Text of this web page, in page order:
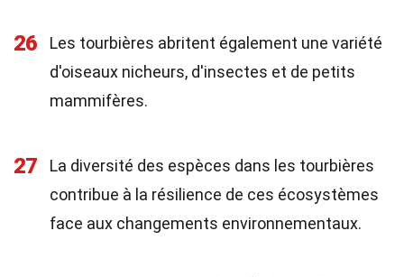
26
Les tourbières abritent également une variété
d'oiseaux nicheurs, d'insectes et de petits
mammifères.
27
La diversité des espèces dans les tourbières
contribue à la résilience de ces écosystèmes
face aux changements environnementaux.